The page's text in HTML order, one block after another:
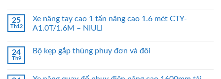
25
Th12
Xe nâng tay cao 1 tấn nâng cao 1.6 mét CTY-
A1.0T/1.6M – NIULI
24
Th9
Bộ kẹp gắp thùng phuy đơn và đôi